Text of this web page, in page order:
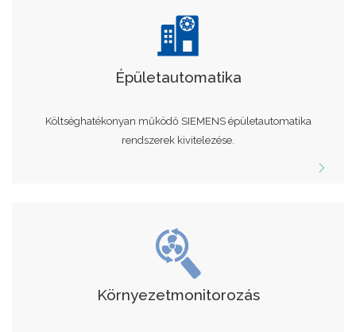
Épületautomatika
Költséghatékonyan működő SIEMENS épületautomatika
rendszerek kivitelezése.
Környezetmonitorozás